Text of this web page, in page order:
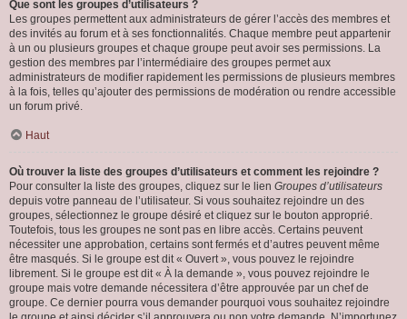
Que sont les groupes d’utilisateurs ?
Les groupes permettent aux administrateurs de gérer l’accès des membres et
des invités au forum et à ses fonctionnalités. Chaque membre peut appartenir
à un ou plusieurs groupes et chaque groupe peut avoir ses permissions. La
gestion des membres par l’intermédiaire des groupes permet aux
administrateurs de modifier rapidement les permissions de plusieurs membres
à la fois, telles qu’ajouter des permissions de modération ou rendre accessible
un forum privé.
Haut
Où trouver la liste des groupes d’utilisateurs et comment les rejoindre ?
Pour consulter la liste des groupes, cliquez sur le lien Groupes d’utilisateurs
depuis votre panneau de l’utilisateur. Si vous souhaitez rejoindre un des
groupes, sélectionnez le groupe désiré et cliquez sur le bouton approprié.
Toutefois, tous les groupes ne sont pas en libre accès. Certains peuvent
nécessiter une approbation, certains sont fermés et d’autres peuvent même
être masqués. Si le groupe est dit « Ouvert », vous pouvez le rejoindre
librement. Si le groupe est dit « À la demande », vous pouvez rejoindre le
groupe mais votre demande nécessitera d’être approuvée par un chef de
groupe. Ce dernier pourra vous demander pourquoi vous souhaitez rejoindre